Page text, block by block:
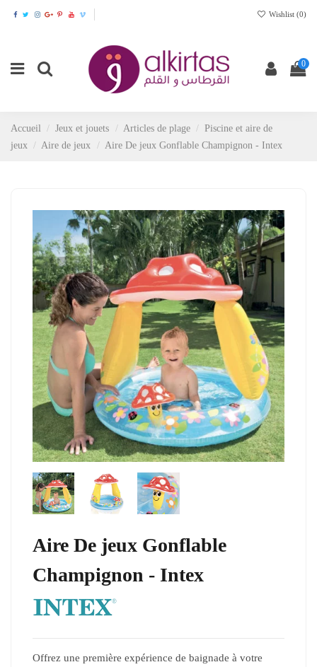
Wishlist (0)
0
Accueil Jeux et jouets Articles de plage
Piscine et aire de
jeux
Aire de jeux Aire De jeux Gonflable Champignon - Intex
Aire De jeux Gonflable
Champignon - Intex
Offrez une première expérience de baignade à votre